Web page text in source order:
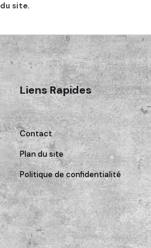
du site.
Liens Rapides
Contact
Plan du site
Politique de confidentialité